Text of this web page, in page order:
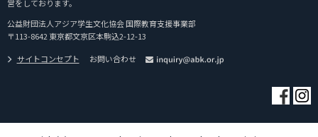
営をしております。
公益財団法人アジア学生文化協会 国際教育支援事業部
〒113-8642 東京都文京区本駒込2-12-13
サイトコンセプト
お問い合わせ